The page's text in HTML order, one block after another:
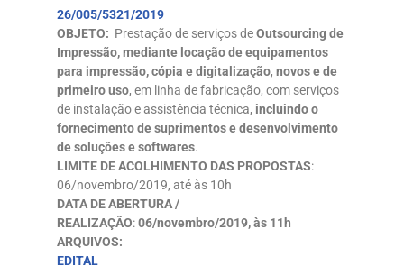
26/005/5321/2019
OBJETO: Prestação de serviços deOutsourcing de
Impressão, mediante locação de equipamentos
para impressão, cópia e digitalização, novos e de
primeiro uso, em linha de fabricação, com serviços
de instalação e assistência técnica, incluindo o
fornecimento de suprimentos e desenvolvimento
de soluções e softwares.
LIMITE DE ACOLHIMENTO DAS PROPOSTAS:
06/novembro/2019, até às 10h
DATA DE ABERTURA /
REALIZAÇÃO:06/novembro/2019, às 11h
ARQUIVOS:
EDITAL